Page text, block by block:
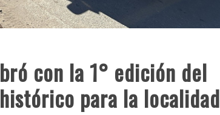
con la 1° edición del
para la localidad